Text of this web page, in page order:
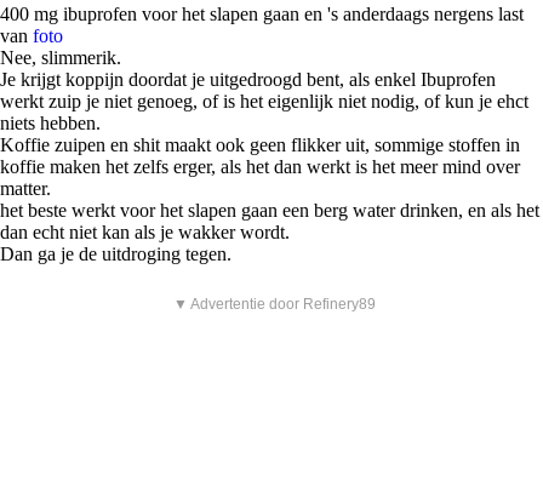
400 mg ibuprofen voor het slapen gaan en 's anderdaags nergens last
van foto
Nee, slimmerik.
Je krijgt koppijn doordat je uitgedroogd bent, als enkel Ibuprofen
werkt zuip je niet genoeg, of is het eigenlijk niet nodig, of kun je ehct
niets hebben.
Koffie zuipen en shit maakt ook geen flikker uit, sommige stoffen in
koffie maken het zelfs erger, als het dan werkt is het meer mind over
matter.
het beste werkt voor het slapen gaan een berg water drinken, en als het
dan echt niet kan als je wakker wordt.
Dan ga je de uitdroging tegen.
▼ Advertentie door Refinery89